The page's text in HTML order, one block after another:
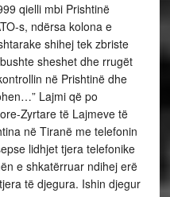
qielli mbi Prishtinë
s, ndërsa kolona e
shihej tek zbriste
sheshet dhe rrugët
në Prishtinë dhe
Lajmi që po
Zyrtare të Lajmeve të
në Tiranë me telefonin
lidhjet tjera telefonike
e shkatërruar ndihej erë
të djegura. Ishin djegur